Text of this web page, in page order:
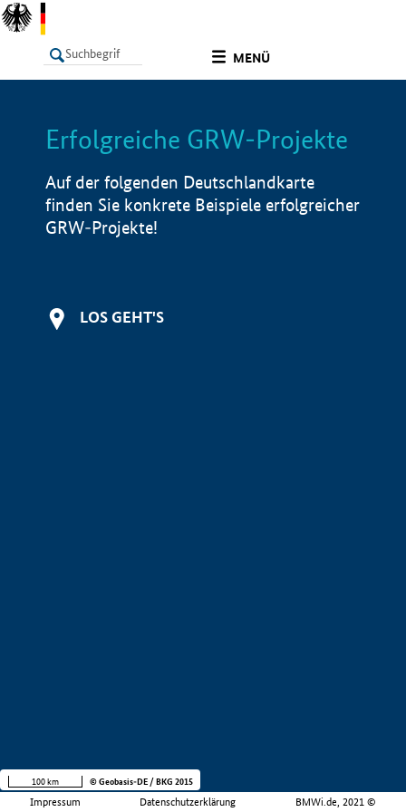
MENÜ
LISTE Info
Erfolgreiche GRW-Projekte
Auf der folgenden Deutschlandkarte
finden Sie konkrete Beispiele erfolgreicher
GRW-Projekte!
LOS GEHT'S
Impressum Datenschutzerklärung BMWi.de, 2021 ©
100 km © Geobasis-DE / BKG 2015